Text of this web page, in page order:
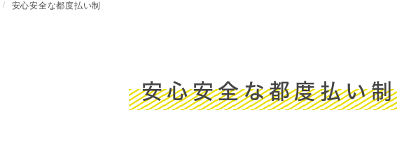
安心安全な都度払い制
安心安全な都度払い制